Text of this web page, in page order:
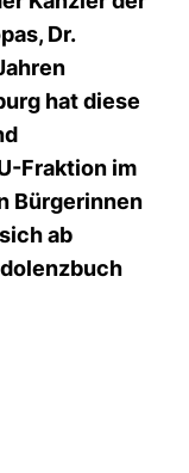
Dr.
hat diese
Fraktion im
Bürgerinnen
ab